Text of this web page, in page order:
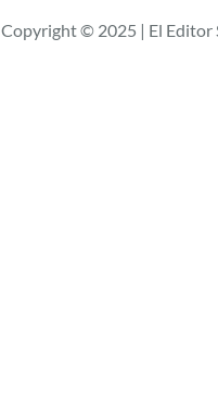
a
Copyright © 2025 | El Editor